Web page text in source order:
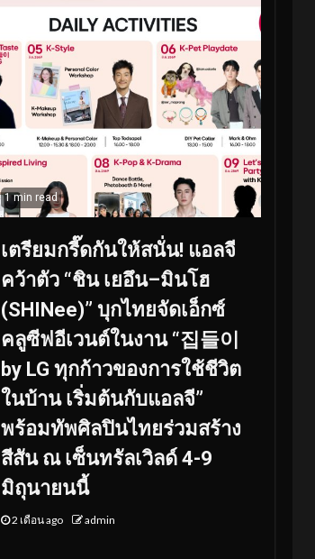
1 min read
เตรียมกรี๊ดกันให้สนั่น! แอลจี
คว้าตัว “ชิน เยอึน–มินโฮ
(SHINee)” บุกไทยจัดเอ็กซ์
คลูซีฟอีเวนต์ในงาน “집들이
by LG ทุกก้าวของการใช้ชีวิต
ในบ้าน เริ่มต้นกับแอลจี”
พร้อมทัพศิลปินไทยร่วมสร้าง
สีสัน ณ เซ็นทรัลเวิลด์ 4-9
มิถุนายนนี้
2 เดือน ago admin